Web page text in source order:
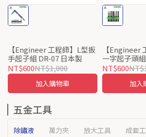
【Engineer 工程師】L型扳
手起子組 DR-07 日本製
NT$600NT$1,000
加入購物車
【Engineer
一字起子頭
NT$600
加入
五金工具
除鏽液 萬力夾 放大工具 成套